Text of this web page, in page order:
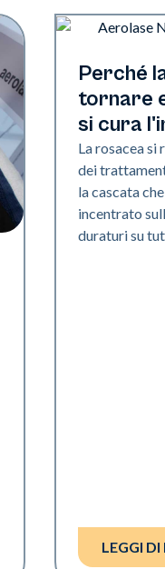
Salute della
Perché
tornare
si cura
La rosacea si
dei
la cascata
incentrato
duraturi su
LEGGI DI